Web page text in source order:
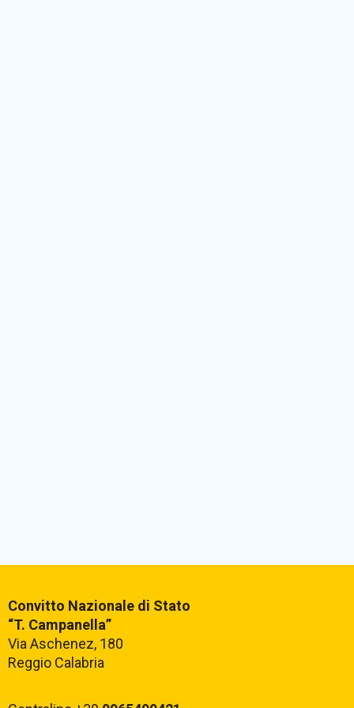
Convitto Nazionale di Stato
“T. Campanella”
Via Aschenez, 180
Reggio Calabria